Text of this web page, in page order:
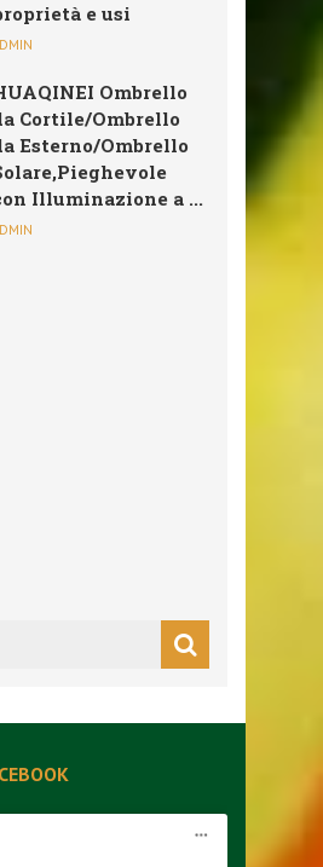
e usi
Ombrello
Cortile/Ombrello
Esterno/Ombrello
Illuminazione a ...